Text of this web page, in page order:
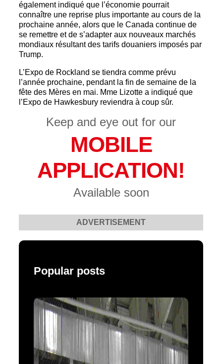
également indiqué que l’économie pourrait
connaître une reprise plus importante au cours de la
prochaine année, alors que le Canada continue de
se remettre et de s’adapter aux nouveaux marchés
mondiaux résultant des tarifs douaniers imposés par
Trump.
L’Expo de Rockland se tiendra comme prévu
l’année prochaine, pendant la fin de semaine de la
fête des Mères en mai. Mme Lizotte a indiqué que
l’Expo de Hawkesbury reviendra à coup sûr.
Keep and eye out for our
MOBILE
APPLICATION!
Available soon
ADVERTISEMENT
Popular posts